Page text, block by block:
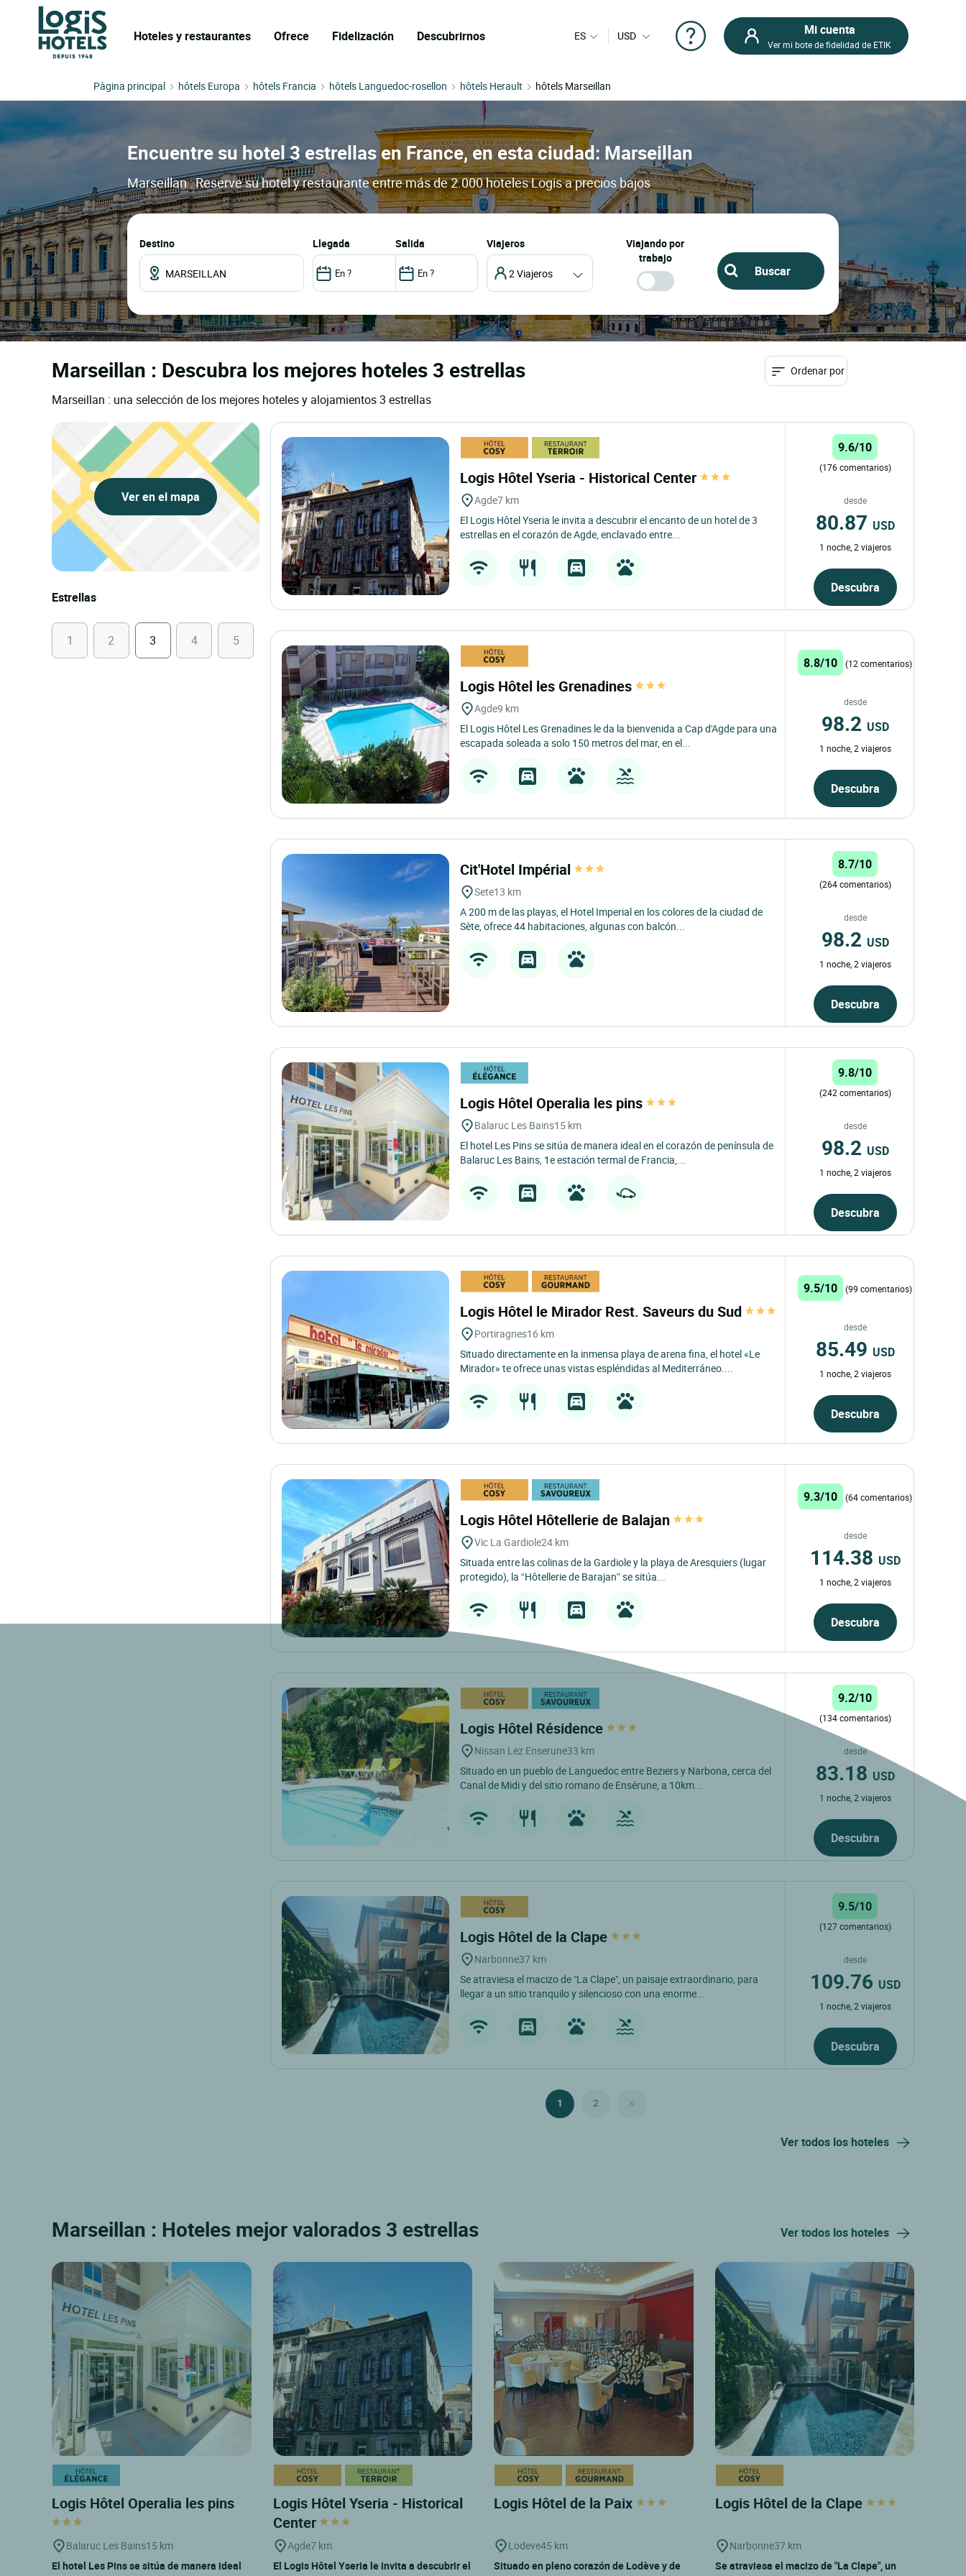
Hoteles y restaurantes Ofrece Fidelización Descubrirnos ES USD Mi cuenta
Ver mi bote de fidelidad de ETIK
Pàgina principal hôtels Europa hôtels Francia hôtels Languedoc-rosellon hôtels Herault hôtels Marseillan
Encuentre su hotel 3 estrellas en France, en esta ciudad: Marseillan
Marseillan : Reserve su hotel y restaurante entre más de 2.000 hoteles Logis a precios bajos
Destino llegada salida Viajeros
2 Viajeros
Viajando por
trabajo
Marseillan : Descubra los mejores hoteles 3 estrellas
Marseillan : una selección de los mejores hoteles y alojamientos 3 estrellas
Ordenar por
Ver en el mapa
Estrellas
1 2 3 4 5
Logis Hôtel Yseria - Historical Center
Agde7 km
El Logis Hôtel Yseria le invita a descubrir el encanto de un hotel de 3
estrellas en el corazón de Agde, enclavado entre...
9.6/10
(176 comentarios)
desde
80.87 USD
1 noche, 2 viajeros
Descubra
Logis Hôtel les Grenadines
Agde9 km
El Logis Hôtel Les Grenadines le da la bienvenida a Cap d'Agde para una
escapada soleada a solo 150 metros del mar, en el...
8.8/10 (12 comentarios)
desde
98.2 USD
1 noche, 2 viajeros
Descubra
Cit'Hotel Impérial
Sete13 km
A 200 m de las playas, el Hotel Imperial en los colores de la ciudad de
Sète, ofrece 44 habitaciones, algunas con balcón...
8.7/10
(264 comentarios)
desde
98.2 USD
1 noche, 2 viajeros
Descubra
Logis Hôtel Operalia les pins
Balaruc Les Bains15 km
El hotel Les Pins se sitúa de manera ideal en el corazón de península de
Balaruc Les Bains, 1e estación termal de Francia,...
9.8/10
(242 comentarios)
desde
98.2 USD
1 noche, 2 viajeros
Descubra
Logis Hôtel le Mirador Rest. Saveurs du Sud
Portiragnes16 km
Situado directamente en la inmensa playa de arena fina, el hotel «Le
Mirador» te ofrece unas vistas espléndidas al Mediterráneo....
9.5/10 (99 comentarios)
desde
85.49 USD
1 noche, 2 viajeros
Descubra
Logis Hôtel Hôtellerie de Balajan
Vic La Gardiole24 km
Situada entre las colinas de la Gardiole y la playa de Aresquiers (lugar
protegido), la “Hôtellerie de Barajan” se sitúa...
9.3/10 (64 comentarios)
desde
114.38 USD
1 noche, 2 viajeros
Descubra
Logis Hôtel Résidence
Nissan Lez Enserune33 km
Situado en un pueblo de Languedoc entre Beziers y Narbona, cerca del
Canal de Midi y del sitio romano de Ensérune, a 10km...
9.2/10
(134 comentarios)
desde
83.18 USD
1 noche, 2 viajeros
Descubra
Logis Hôtel de la Clape
Narbonne37 km
Se atraviesa el macizo de "La Clape", un paisaje extraordinario, para
llegar a un sitio tranquilo y silencioso con una enorme...
9.5/10
(127 comentarios)
desde
109.76 USD
1 noche, 2 viajeros
Descubra
1 2
Ver todos los hoteles
Marseillan : Hoteles mejor valorados 3 estrellas Ver todos los hoteles
Logis Hôtel Operalia les pins
Balaruc Les Bains15 km
El hotel Les Pins se sitúa de manera ideal
Logis Hôtel Yseria - Historical
Center
Agde7 km
El Logis Hôtel Yseria le invita a descubrir el
Logis Hôtel de la Paix
Lodeve45 km
Situado en pleno corazón de Lodève y de
Logis Hôtel de la Clape
Narbonne37 km
Se atraviesa el macizo de "La Clape", un